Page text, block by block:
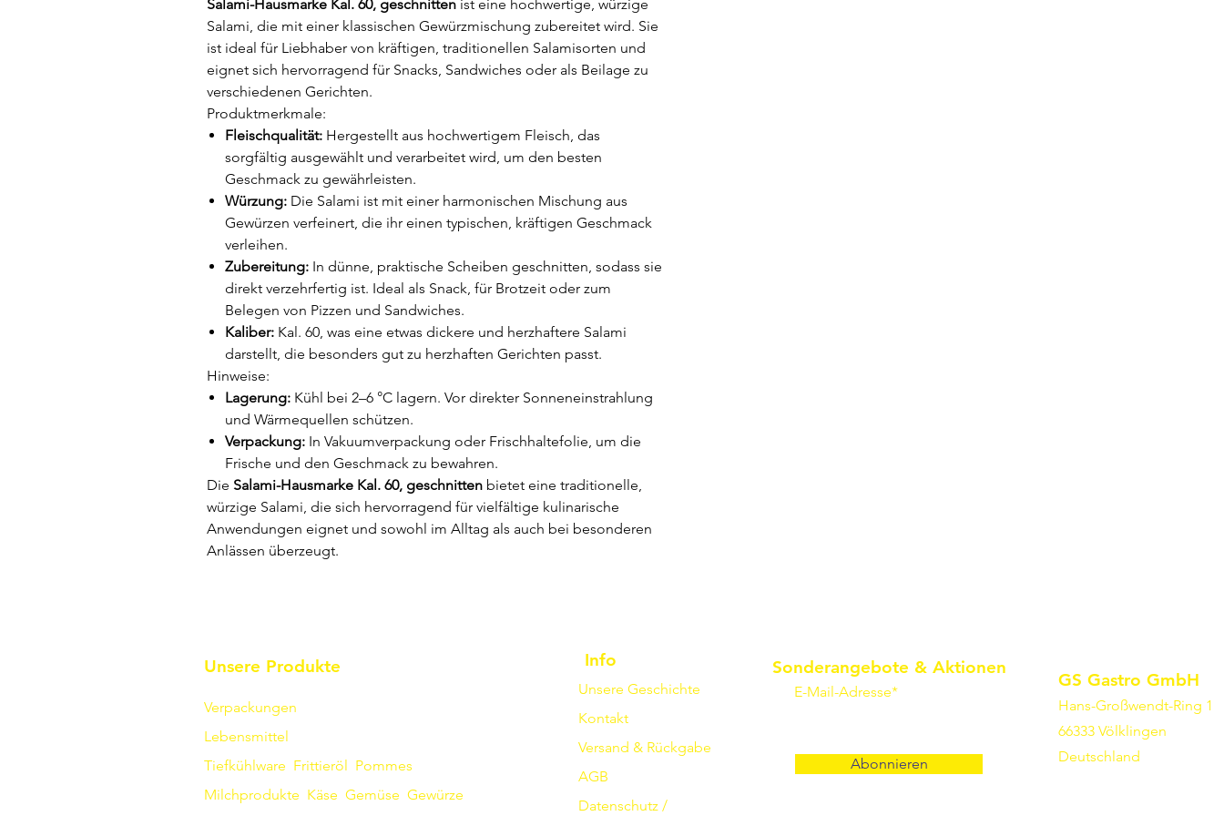
Salami-Hausmarke Kal. 60, geschnitten ist eine hochwertige, würzige
Salami, die mit einer klassischen Gewürzmischung zubereitet wird. Sie
ist ideal für Liebhaber von kräftigen, traditionellen Salamisorten und
eignet sich hervorragend für Snacks, Sandwiches oder als Beilage zu
verschiedenen Gerichten.
Produktmerkmale:
Fleischqualität: Hergestellt aus hochwertigem Fleisch, das
sorgfältig ausgewählt und verarbeitet wird, um den besten
Geschmack zu gewährleisten.
Würzung: Die Salami ist mit einer harmonischen Mischung aus
Gewürzen verfeinert, die ihr einen typischen, kräftigen Geschmack
verleihen.
Zubereitung: In dünne, praktische Scheiben geschnitten, sodass sie
direkt verzehrfertig ist. Ideal als Snack, für Brotzeit oder zum
Belegen von Pizzen und Sandwiches.
Kaliber: Kal. 60, was eine etwas dickere und herzhaftere Salami
darstellt, die besonders gut zu herzhaften Gerichten passt.
Hinweise:
Lagerung: Kühl bei 2–6 °C lagern. Vor direkter Sonneneinstrahlung
und Wärmequellen schützen.
Verpackung: In Vakuumverpackung oder Frischhaltefolie, um die
Frische und den Geschmack zu bewahren.
Die Salami-Hausmarke Kal. 60, geschnitten bietet eine traditionelle,
würzige Salami, die sich hervorragend für vielfältige kulinarische
Anwendungen eignet und sowohl im Alltag als auch bei besonderen
Anlässen überzeugt.
Unsere Produkte
Verpackungen
Lebensmittel
Tiefkühlware Frittieröl Pommes
Milchprodukte Käse Gemüse Gewürze
Info
Unsere Geschichte
Kontakt
Versand & Rückgabe
AGB
Datenschutz /
Sonderangebote & Aktionen
E-Mail-Adresse*
Abonnieren
GS Gastro GmbH
Hans-Großwendt-Ring 1
66333 Völklingen
Deutschland